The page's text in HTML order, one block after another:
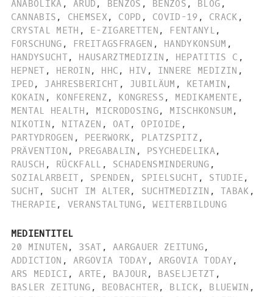
ANABOLIKA , ARUD , BENZOS , BENZOS , BLOG ,
CANNABIS , CHEMSEX , COPD , COVID-19 , CRACK ,
CRYSTAL METH , E-ZIGARETTEN , FENTANYL ,
FORSCHUNG , FREITAGSFRAGEN , HANDYKONSUM ,
HANDYSUCHT, HAUSARZTMEDIZIN , HEPATITIS C ,
HEPNET , HEROIN , HHC , HIV , INNERE MEDIZIN ,
IPED , JAHRESBERICHT , JUBILÄUM , KETAMIN ,
KOKAIN , KONFERENZ , KONGRESS , MEDIKAMENTE ,
MENTAL HEALTH , MICRODOSING, MISCHKONSUM ,
NIKOTIN , NITAZEN , OAT, OPIOIDE ,
PARTYDROGEN , PEERWORK, PLATZSPITZ ,
PRÄVENTION , PREGABALIN , PSYCHEDELIKA,
RAUSCH , RÜCKFALL , SCHADENSMINDERUNG ,
SOZIALARBEIT , SPENDEN , SPIELSUCHT, STUDIE ,
SUCHT, SUCHT IM ALTER, SUCHTMEDIZIN , TABAK ,
THERAPIE , VERANSTALTUNG, WEITERBILDUNG
MEDIENTITEL
20 MINUTEN , 3SAT , AARGAUER ZEITUNG,
ADDICTION , ARGOVIA TODAY , ARGOVIA TODAY,
ARS MEDICI , ARTE , BAJOUR, BASELJETZT ,
BASLER ZEITUNG , BEOBACHTER, BLICK, BLUEWIN ,